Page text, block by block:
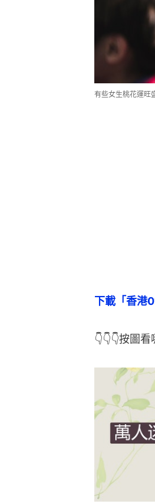
有些女生桃花運旺
下載「香港
👇👇👇按圖